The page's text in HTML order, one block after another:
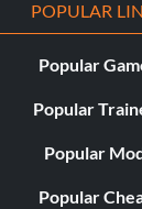
POPULAR
Popular
Popular
Popular
Popular